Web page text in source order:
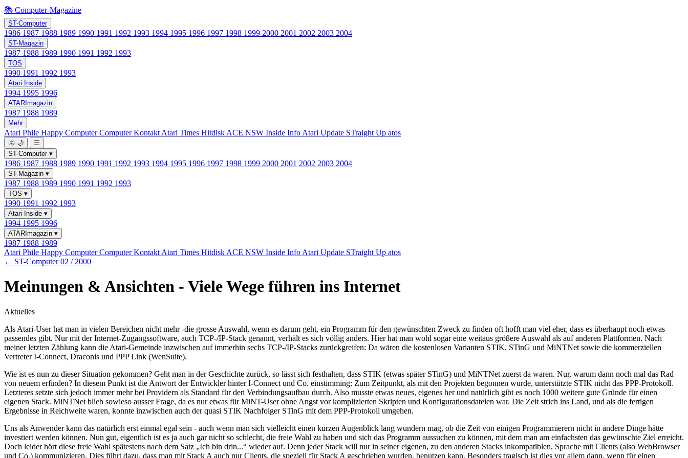
📚 Computer-Magazine
ST-Computer
1986 1987 1988 1989 1990 1991 1992 1993 1994 1995 1996 1997 1998 1999 2000 2001 2002 2003 2004
ST-Magazin
1987 1988 1989 1990 1991 1992 1993
TOS
1990 1991 1992 1993
Atari Inside
1994 1995 1996
ATARImagazin
1987 1988 1989
Mehr
Atari Phile Happy ComputerComputer Kontakt Atari Times Hitdisk ACE NSW Inside Info Atari Update STraight Up atos
🌞 🌙
☰
ST-Computer ▾
1986 1987 1988 1989 1990 1991 1992 1993 1994 1995 1996 1997 1998 1999 2000 2001 2002 2003 2004
ST-Magazin ▾
1987 1988 1989 1990 1991 1992 1993
TOS ▾
1990 1991 1992 1993
Atari Inside ▾
1994 1995 1996
ATARImagazin ▾
1987 1988 1989
Atari Phile Happy ComputerComputer Kontakt Atari Times Hitdisk ACE NSW Inside Info Atari Update STraight Up atos
← ST-Computer 02 / 2000
Meinungen & Ansichten - Viele Wege führen ins Internet
Aktuelles
Als Atari-User hat man in vielen Bereichen nicht mehr -die grosse Auswahl, wenn es darum geht, ein Programm für den gewünschten Zweck zu finden oft hofft man viel eher, dass es überhaupt noch etwas
passendes gibt. Nur mit der Internet-Zugangssoftware, auch TCP-/IP-Stack genannt, verhält es sich völlig anders. Hier hat man wohl sogar eine weitaus größere Auswahl als auf anderen Plattformen. Nach
meiner letzten Zählung kann die Atari-Gemeinde inzwischen auf immerhin sechs TCP-/IP-Stacks zurückgreifen: Da wären die kostenlosen Varianten STIK, STinG und MiNTNet sowie die kommerziellen
Vertreter I-Connect, Draconis und PPP Link (WenSuite).
Wie ist es nun zu dieser Situation gekommen? Geht man in der Geschichte zurück, so lässt sich festhalten, dass STIK (etwas später STinG) und MiNTNet zuerst da waren. Nur, warum dann noch mal das Rad
von neuem erfinden? In diesem Punkt ist die Antwort der Entwickler hinter I-Connect und Co. einstimming: Zum Zeitpunkt, als mit den Projekten begonnen wurde, unterstützte STIK nicht das PPP-Protokoll.
Letzteres setzte sich jedoch immer mehr bei Providern als Standard für den Verbindungsaufbau durch. Also musste etwas neues, eigenes her und natürlich gibt es noch 1000 weitere gute Gründe für einen
eigenen Stack. MiNTNet blieb sowieso ausser Frage, da es nur etwas für MiNT-User ohne Angst vor komplizierten Skripten und Konfigurationsdateien war. Die Zeit strich ins Land, und als die fertigen
Ergebnisse in Reichweite waren, konnte inzwischen auch der quasi STIK Nachfolger STinG mit dem PPP-Protokoll umgehen.
Uns als Anwender kann das natürlich erst einmal egal sein - auch wenn man sich vielleicht einen kurzen Augenblick lang wundern mag, ob die Zeit von einigen Programmierern nicht in andere Dinge hätte
investiert werden können. Nun gut, eigentlich ist es ja auch gar nicht so schlecht, die freie Wahl zu haben und sich das Programm aussuchen zu können, mit dem man am einfachsten das gewünschte Ziel erreicht.
Doch leider hört diese freie Wahl spätestens nach dem Satz „Ich bin drin...“ wieder auf. Denn jeder Stack will nur in seiner eigenen, zu den anderen Stacks inkompatiblen, Sprache mit Clients (also WebBrowser
und Co.) kommunizieren. Dies führt dazu, dass man mit Stack A auch nur Clients, die speziell für Stack A geschrieben wurden, benutzen kann. Besonders tragisch ist dies vor allem dann, wenn für einen